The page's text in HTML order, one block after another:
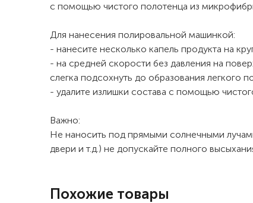
с помощью чистого полотенца из
Для нанесения полировальной машинкой:
- нанесите несколько капель продукта на
- на средней скорости без давления на
слегка подсохнуть до образования легкого
- удалите излишки состава с помощью
Важно:
Не наносить под прямыми солнечными
двери и т.д.) не допускайте полного
Похожие товары